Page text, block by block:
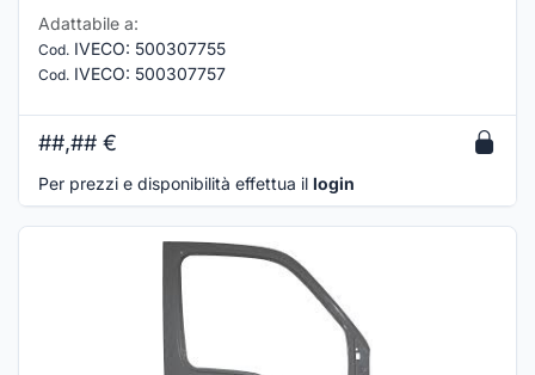
Adattabile a:
Cod. IVECO: 500307755
Cod. IVECO: 500307757
##,## €
Per prezzi e disponibilità effettua il login